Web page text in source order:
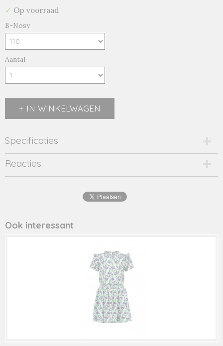
✓ Op voorraad
B-Nosy
Aantal
IN WINKELWAGEN
Specificaties
Productcode
y402-5121-915-19581
Productcode leverancier
Reacties
Ook interessant